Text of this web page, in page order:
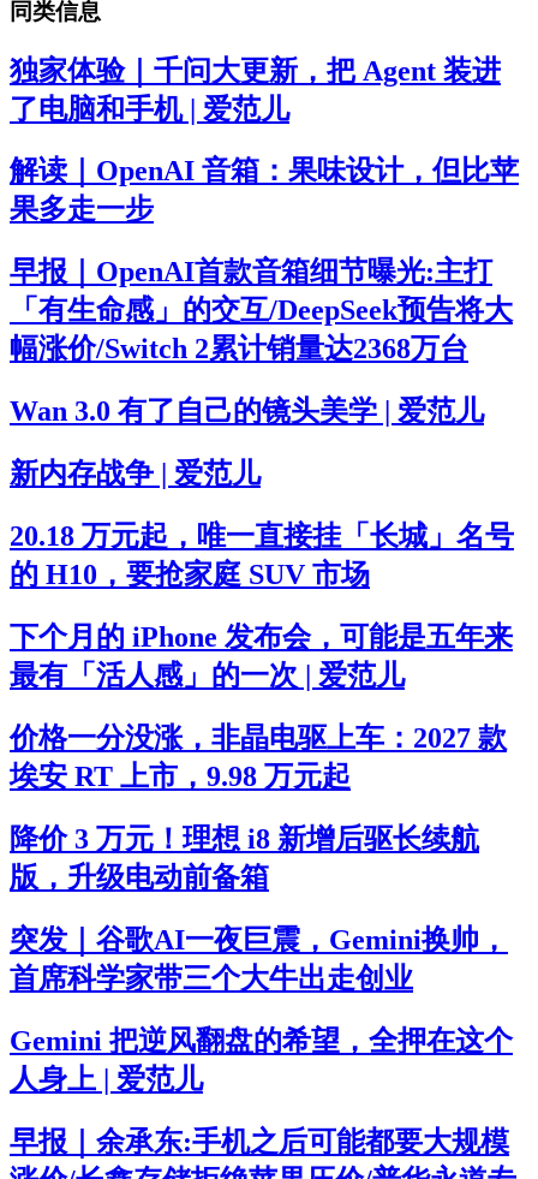
同类信息
独家体验｜千问大更新，把 Agent 装进
了电脑和手机 | 爱范儿
解读｜OpenAI 音箱：果味设计，但比苹
果多走一步
早报｜OpenAI首款音箱细节曝光:主打
「有生命感」的交互/DeepSeek预告将大
幅涨价/Switch 2累计销量达2368万台
Wan 3.0 有了自己的镜头美学 | 爱范儿
新内存战争 | 爱范儿
20.18 万元起，唯一直接挂「长城」名号
的 H10，要抢家庭 SUV 市场
下个月的 iPhone 发布会，可能是五年来
最有「活人感」的一次 | 爱范儿
价格一分没涨，非晶电驱上车：2027 款
埃安 RT 上市，9.98 万元起
降价 3 万元！理想 i8 新增后驱长续航
版，升级电动前备箱
突发｜谷歌AI一夜巨震，Gemini换帅，
首席科学家带三个大牛出走创业
Gemini 把逆风翻盘的希望，全押在这个
人身上 | 爱范儿
早报｜余承东:手机之后可能都要大规模